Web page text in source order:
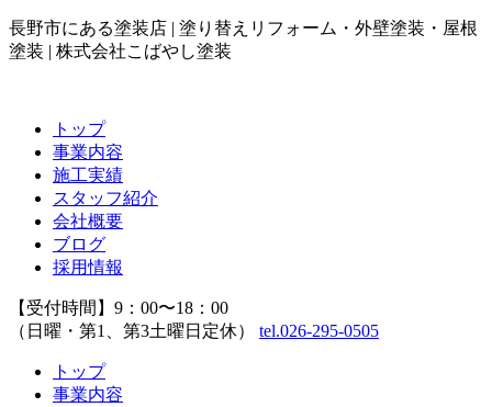
長野市にある塗装店 | 塗り替えリフォーム・外壁塗装・屋根
塗装 | 株式会社こばやし塗装
トップ
事業内容
施工実績
スタッフ紹介
会社概要
ブログ
採用情報
【受付時間】9：00〜18：00
（日曜・第1、第3土曜日定休）
tel.026-295-0505
トップ
事業内容